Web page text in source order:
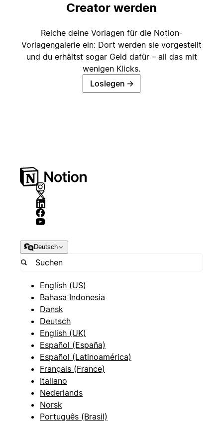
Creator werden
Reiche deine Vorlagen für die Notion-
Vorlagengalerie ein: Dort werden sie vorgestellt
und du erhältst sogar Geld dafür – all das mit
wenigen Klicks.
Loslegen →
Deutsch
English (US)
Bahasa Indonesia
Dansk
Deutsch
English (UK)
Español (España)
Español (Latinoamérica)
Français (France)
Italiano
Nederlands
Norsk
Português (Brasil)